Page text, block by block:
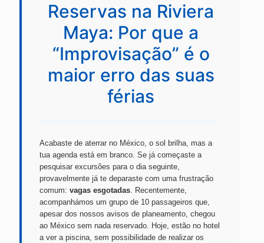
Reservas na Riviera
Maya: Por que a
“Improvisação” é o
maior erro das suas
férias
Acabaste de aterrar no México, o sol brilha, mas a
tua agenda está em branco. Se já começaste a
pesquisar excursões para o dia seguinte,
provavelmente já te deparaste com uma frustração
comum: vagas esgotadas. Recentemente,
acompanhámos um grupo de 10 passageiros que,
apesar dos nossos avisos de planeamento, chegou
ao México sem nada reservado. Hoje, estão no hotel
a ver a piscina, sem possibilidade de realizar os